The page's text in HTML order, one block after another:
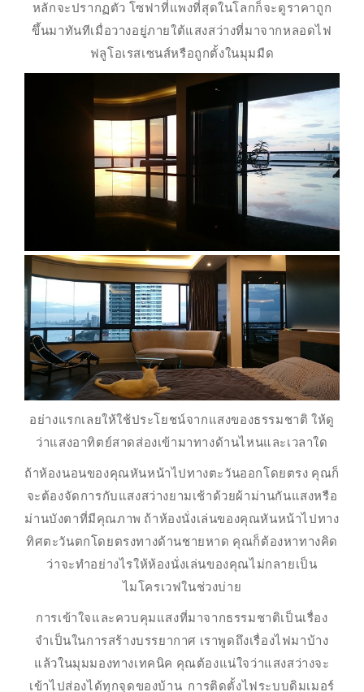
หลักจะปรากฏตัว โซฟาที่แพงที่สุดในโลกก็จะดูราคาถูก
ขึ้นมาทันทีเมื่อวางอยู่ภายใต้แสงสว่างที่มาจากหลอดไฟ
ฟลูโอเรสเซนส์หรือถูกตั้งในมุมมืด
อย่างแรกเลยให้ใช้ประโยชน์จากแสงของธรรมชาติ ให้ดู
ว่าแสงอาทิตย์สาดส่องเข้ามาทางด้านไหนและเวลาใด
ถ้าห้องนอนของคุณหันหน้าไปทางตะวันออกโดยตรง คุณก็
จะต้องจัดการกับแสงสว่างยามเช้าด้วยผ้าม่านกันแสงหรือ
ม่านบังตาที่มีคุณภาพ ถ้าห้องนั่งเล่นของคุณหันหน้าไปทาง
ทิศตะวันตกโดยตรงทางด้านชายหาด คุณก็ต้องหาทางคิด
ว่าจะทำอย่างไรให้ห้องนั่งเล่นของคุณไม่กลายเป็น
ไมโครเวฟในช่วงบ่าย
การเข้าใจและควบคุมแสงที่มาจากธรรมชาติเป็นเรื่อง
จำเป็นในการสร้างบรรยากาศ เราพูดถึงเรื่องไฟมาบ้าง
แล้วในมุมมองทางเทคนิค คุณต้องแน่ใจว่าแสงสว่างจะ
เข้าไปส่องได้ทุกจุดของบ้าน การติดตั้งไฟระบบดิมเมอร์